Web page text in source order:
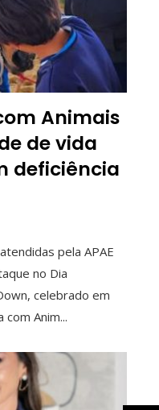
Animais
de vida
deficiência
pela APAE
no Dia
celebrado em
Anim...